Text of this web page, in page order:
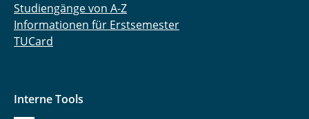
Studiengänge von A-Z
Informationen für Erstsemester
TUCard
Interne Tools